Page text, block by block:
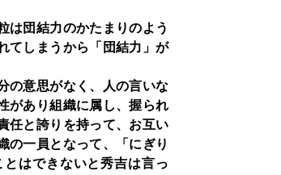
は団結力のかたまりのよう
てしまうから「団結力」が
の意思がなく、人の言いな
があり組織に属し、握られ
任と誇りを持って、お互い
の一員となって、「にぎり
はできないと秀吉は言っ